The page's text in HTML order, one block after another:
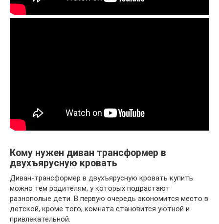
Кому нужен диван трансформер в
двухъярусную кровать
Диван-трансформер в двухъярусную кровать купить
можно тем родителям, у которых подрастают
разнополые дети. В первую очередь экономится место в
детской, кроме того, комната становится уютной и
привлекательной.